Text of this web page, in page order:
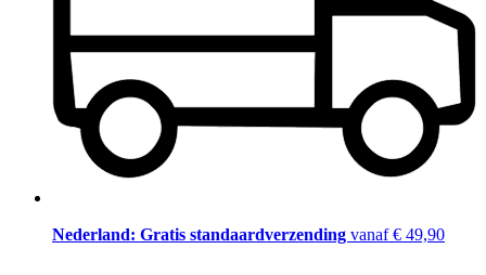
Nederland: Gratis standaardverzending vanaf € 49,90